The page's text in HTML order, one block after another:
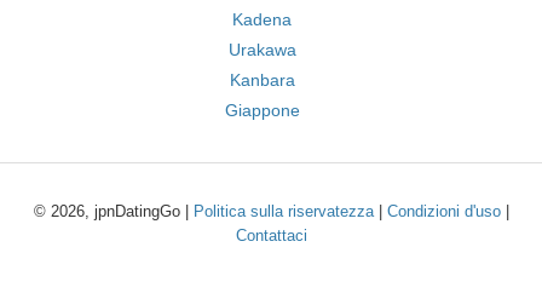
Kadena
Urakawa
Kanbara
Giappone
© 2026, jpnDatingGo | Politica sulla riservatezza| Condizioni d'uso|
Contattaci